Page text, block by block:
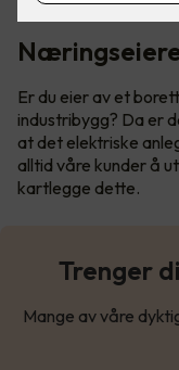
Er du eier av et
industribygg? Da er
at det elektriske
alltid våre kunder å
kartlegge dette.
Trenger
Mange av våre